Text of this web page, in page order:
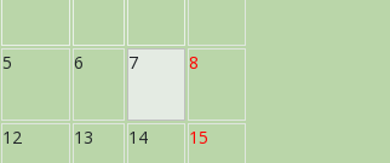
5 6 7 8
12 13 14 15